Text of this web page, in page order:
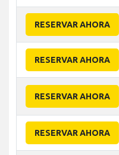
RESERVAR AHORA
RESERVAR AHORA
RESERVAR AHORA
RESERVAR AHORA